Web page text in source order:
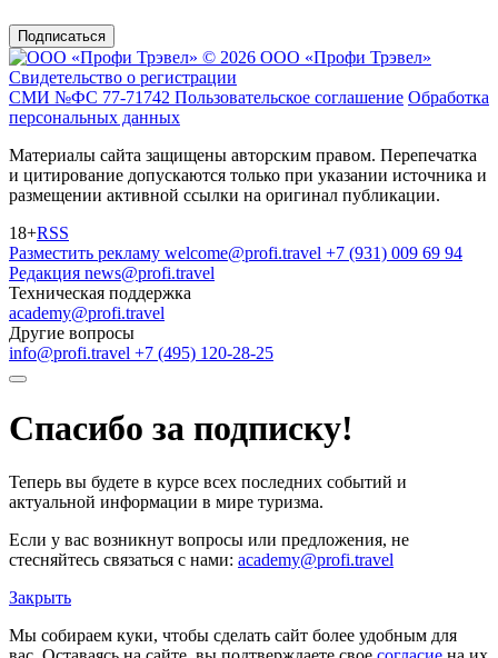
Подписаться
© 2026 ООО «Профи Трэвeл»
Свидетельство о регистрации
СМИ №ФС 77-71742 Пользовательское соглашение Обработка
персональных данных
Материалы сайта защищены авторским правом. Перепечатка
и цитирование допускаются только при указании источника и
размещении активной ссылки на оригинал публикации.
18+RSS
Разместить рекламу welcome@profi.travel +7 (931) 009 69 94
Редакция news@profi.travel
Техническая поддержка
academy@profi.travel
Другие вопросы
info@profi.travel +7 (495) 120-28-25
Спасибо за подписку!
Теперь вы будете в курсе всех последних событий и
актуальной информации в мире туризма.
Если у вас возникнут вопросы или предложения, не
стесняйтесь связаться с нами: academy@profi.travel
Закрыть
Мы собираем куки, чтобы сделать сайт более удобным для